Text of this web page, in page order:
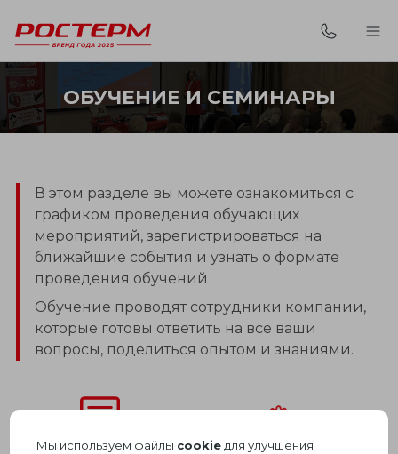
ОБУЧЕНИЕ И СЕМИНАРЫ
В этом разделе вы можете ознакомиться с
графиком проведения обучающих
мероприятий, зарегистрироваться на
ближайшие события и узнать о формате
проведения обучений
Обучение проводят сотрудники компании,
которые готовы ответить на все ваши
вопросы, поделиться опытом и знаниями.
Мы используем файлы cookieдля улучшения